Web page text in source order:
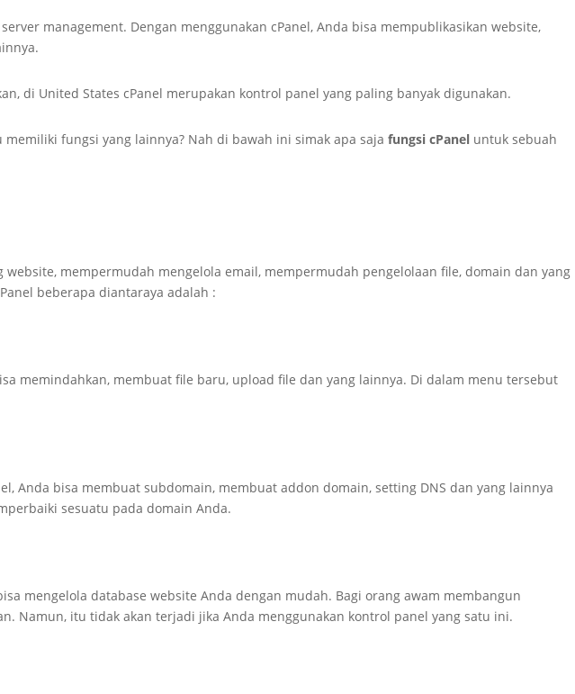
management. Dengan menggunakan cPanel, Anda bisa mempublikasikan website,
di United States cPanel merupakan kontrol panel yang paling banyak digunakan.
fungsi yang lainnya? Nah di bawah ini simak apa saja fungsi cPanel untuk sebuah
mempermudah mengelola email, mempermudah pengelolaan file, domain dan yang
beberapa diantaraya adalah :
memindahkan, membuat file baru, upload file dan yang lainnya. Di dalam menu tersebut
Anda bisa membuat subdomain, membuat addon domain, setting DNS dan yang lainnya
sesuatu pada domain Anda.
mengelola database website Anda dengan mudah. Bagi orang awam membangun
Namun, itu tidak akan terjadi jika Anda menggunakan kontrol panel yang satu ini.